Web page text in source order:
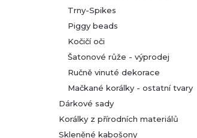
Trny-Spikes
Piggy beads
Kočičí oči
Šatonové růže - výprodej
Ručně vinuté dekorace
Mačkané korálky - ostatní tvary
Dárkové sady
Korálky z přírodních materiálů
Skleněné kabošony